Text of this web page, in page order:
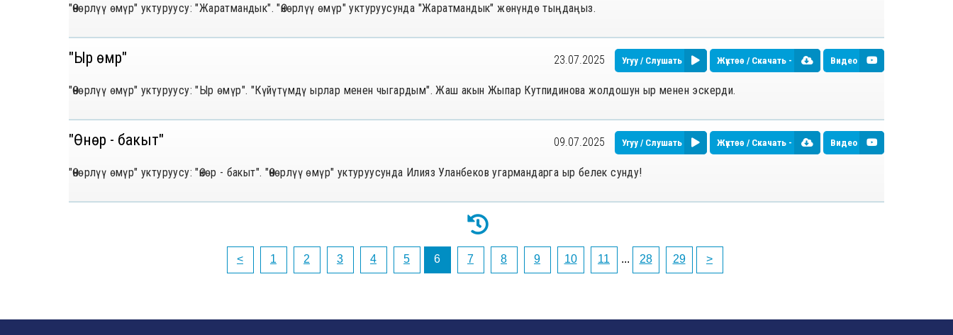
"Өнөрлүү өмүр" уктуруусу: "Жаратмандык". "Өнөрлүү өмүр" уктуруусунда "Жаратмандык" жөнүндө тыңдаңыз.
"Ыр өмүр" 23.07.2025 Угуу / Слушать Жүктөө / Скачать - Видео
"Өнөрлүү өмүр" уктуруусу: "Ыр өмүр". "Күйүтүмдү ырлар менен чыгардым". Жаш акын Жыпар Кутпидинова жолдошун ыр менен эскерди.
"Өнөр - бакыт" 09.07.2025 Угуу / Слушать Жүктөө / Скачать - Видео
"Өнөрлүү өмүр" уктуруусу: "Өнөр - бакыт". "Өнөрлүү өмүр" уктуруусунда Илияз Уланбеков угармандарга ыр белек сунду!
< 1 2 3 4 5 6 7 8 9 10 11 ... 28 29 >